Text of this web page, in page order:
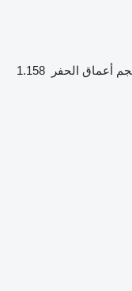
أعماق الحفر
1.158